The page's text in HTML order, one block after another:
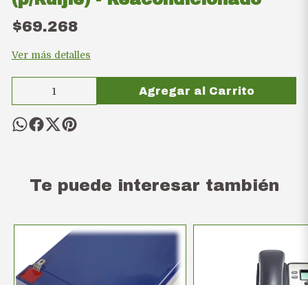
$69.268
Ver más detalles
Agregar al Carrito
Te puede interesar también